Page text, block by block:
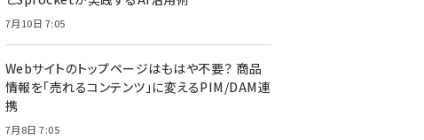
7月10日 7:05
Webサイトのトップページはもはや不要？ 商品
情報を「売れるコンテンツ」に変えるPIM/DAM連
携
7月8日 7:05